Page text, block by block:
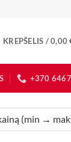
KREPŠELIS /0,00
+370